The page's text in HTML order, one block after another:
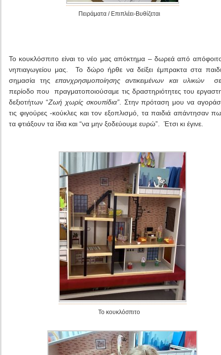
Πειράματα / Επιπλέει-Βυθίζεται
Το κουκλόσπιτο είναι το νέο μας απόκτημα – δωρεά από
νηπιαγωγείου μας. Το δώρο ήρθε να δείξει έμπρακτα στα
σημασία τηςεπανχρησιμοποίησης αντικειμένων και υλικώνσε
περίοδο που πραγματοποιούσαμε τις δραστηριότητες του
δεξιοτήτων “Ζωή χωρίς σκουπίδια”. Στην πρόταση μου να
τις φιγούρες -κούκλες και τον εξοπλισμό, τα παιδιά απάντησαν
τα φτιάξουν τα ίδια και “να μην ξοδεύουμε ευρώ”. Έτσι κι έγινε.
Το κουκλόσπιτο